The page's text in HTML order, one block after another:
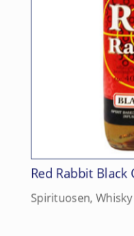
Red Rabbit Black
Spirituosen, Whisky